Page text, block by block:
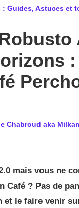
: Guides, Astuces et
:
Chabroud aka
mais vous ne
Café ? Pas de
et le faire venir